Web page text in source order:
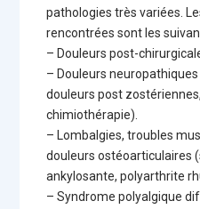
pathologies très variées.
rencontrées sont les
– Douleurs post-
– Douleurs
douleurs post
chimiothérapie).
– Lombalgies, troubles
douleurs ostéoarticulaires
ankylosante, polyarthrite
– Syndrome polyalgique